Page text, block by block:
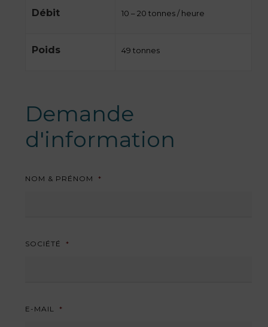
Débit 10 – 20 tonnes / heure
Poids 49 tonnes
Demande
d'information
NOM & PRÉNOM *
SOCIÉTÉ *
E-MAIL *